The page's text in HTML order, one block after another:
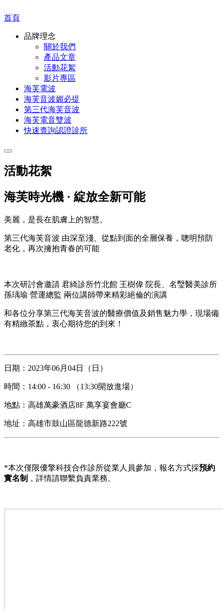
首頁
品牌理念
關於我們
產品文章
活動花絮
影片專區
海芙電波
海芙音波媚必提
第三代海芙音波
海芙電音雙波
快速查詢認證診所
活動花絮
海芙時光機 · 綻放全新可能
美麗，是長在肌膚上的智慧。
第三代海芙音波 由深至淺、從點到面的全層保養，聰明預防
老化，再次擁抱青春的可能
本次研討會邀請 君綺診所竹北館 王樹偉 院長、名瑿醫美診所
孫瑀瑜 營運總監 兩位講師帶來精彩絕倫的演講
和各位分享第三代海芙音波的醫療價值及銷售魅力學，現場備
有精緻茶點，衷心期待您的到來！
日期：2023年06月04日（日）
時間：14:00 - 16:30 （13:30開放進場）
地點：高雄萬豪酒店8F 萬享宴會廳C
地址：高雄市鼓山區龍德新路222號
*本次僅限優擎科技合作診所從業人員參加，報名方式採預約
實名制 ，詳情請聯繫負責業務。